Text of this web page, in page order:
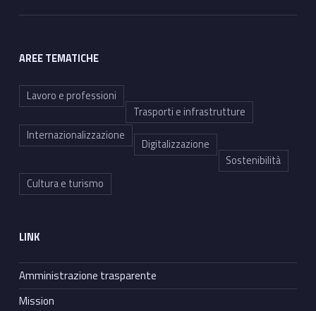
AREE TEMATICHE
Lavoro e professioni
Trasporti e infrastrutture
Internazionalizzazione
Digitalizzazione
Sostenibilità
Cultura e turismo
LINK
Amministrazione trasparente
Mission